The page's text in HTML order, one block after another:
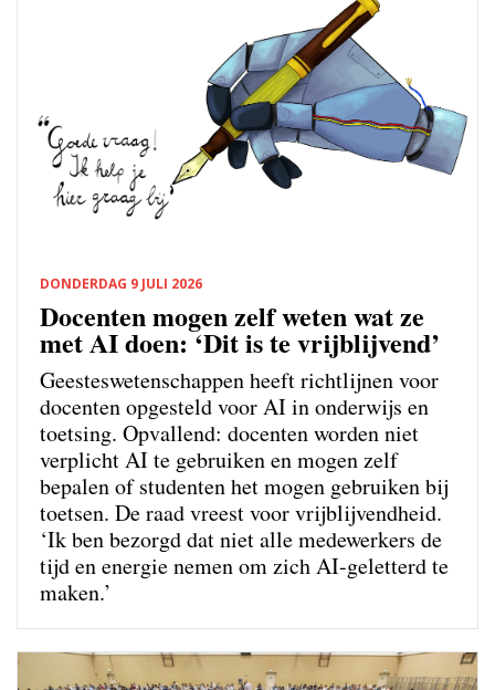
DONDERDAG 9 JULI 2026
Docenten mogen zelf weten wat ze
met AI doen: ‘Dit is te vrijblijvend’
Geesteswetenschappen heeft richtlijnen voor
docenten opgesteld voor AI in onderwijs en
toetsing. Opvallend: docenten worden niet
verplicht AI te gebruiken en mogen zelf
bepalen of studenten het mogen gebruiken bij
toetsen. De raad vreest voor vrijblijvendheid.
‘Ik ben bezorgd dat niet alle medewerkers de
tijd en energie nemen om zich AI-geletterd te
maken.’